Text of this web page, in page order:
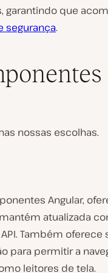
garantindo que
segurança.
nossas escolhas.
Angular,
atualizada
Também oferece
para permitir a
leitores de tela.